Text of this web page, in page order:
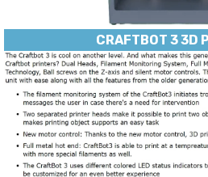
CRAFTBOT 3 3D